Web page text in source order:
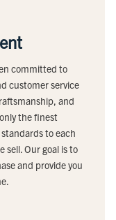
committed to
customer service
and
the finest
to each
sell. Our goal is to
and provide you